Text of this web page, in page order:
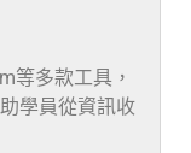
等多款工具，
學員從資訊收